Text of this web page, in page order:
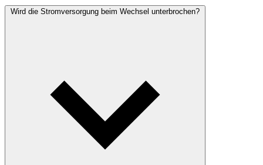
Wird die Stromversorgung beim Wechsel unterbrochen?